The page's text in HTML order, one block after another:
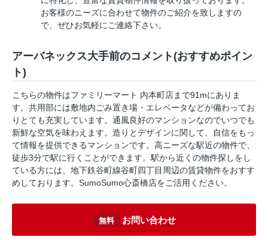
お客様のニーズに合わせて物件のご紹介を致しますの
で、ぜひお気軽にご連絡下さい。
アーバネックス大手前のコメント(おすすめポイン
ト)
こちらの物件はファミリーマート 内本町店まで91mにありま
す。共用部には敷地内ごみ置き場・エレベータなどが備わってお
りとても充実しています。通風良好のマンションなのでいつでも
新鮮な空気を味わえます。造りとデザインに関して、自信をもっ
て情報を提供できるマンションです。高ニーズな駅近の物件で、
徒歩3分で駅に行くことができます。駅から近くの物件探しをし
ている方には、地下鉄谷町線谷町四丁目周辺の賃貸物件をおすす
めしております。SumoSumo心斎橋店をご活用ください。
無料 お問い合わせ